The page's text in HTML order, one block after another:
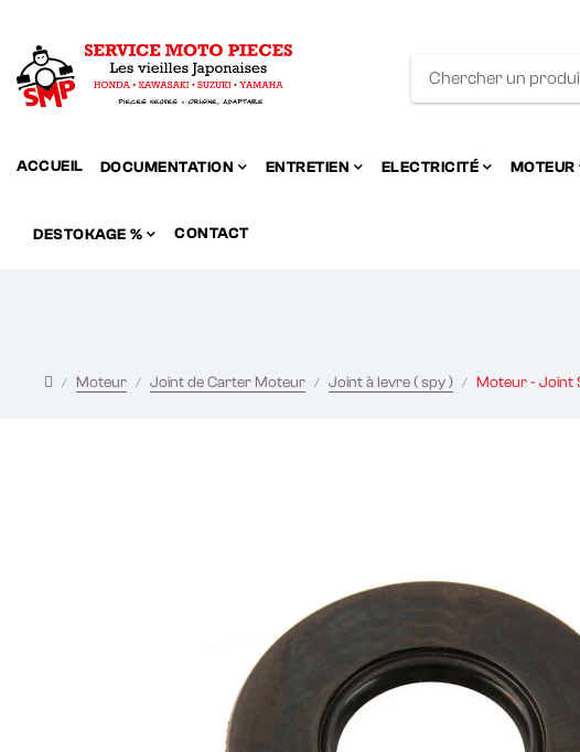
ACCUEIL DOCUMENTATION ENTRETIEN ELECTRICITÉ MOTEUR
DESTOKAGE % CONTACT
Moteur Joint de Carter Moteur Joint à levre ( spy ) Moteur - Joint